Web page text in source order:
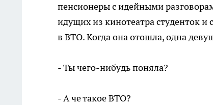
пенсионеры с идейными
идущих из кинотеатра студенток и
в ВТО. Когда она отошла, одна
- Ты чего-нибудь поняла?
- А че такое ВТО?